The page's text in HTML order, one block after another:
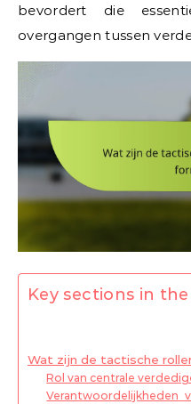
bevordert die
overgangen tussen
Key sections in
Wat zijn de tactische
Rol van centrale
Verantwoordelijkheden